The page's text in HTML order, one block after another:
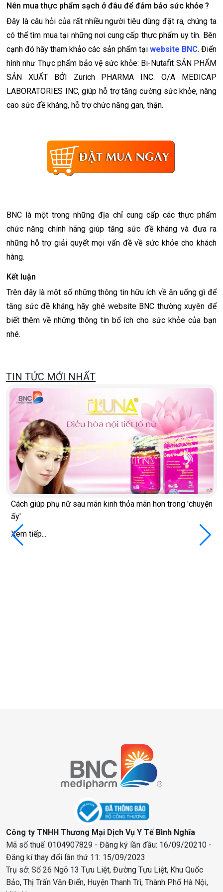
Nên mua thực phẩm sạch ở đâu để đảm bảo sức khỏe ?
Đây là câu hỏi của rất nhiều người tiêu dùng đặt ra, chúng ta
có thể tìm mua tại những nơi cung cấp thực phẩm uy tín. Bên
cạnh đó hãy tham khảo các sản phẩm tại website BNC. Điển
hình như Thực phẩm bảo vệ sức khỏe: Bi-Nutafit SẢN PHẨM
SẢN XUẤT BỞI Zurich PHARMA INC. O/A MEDICAP
LABORATORIES INC, giúp hỗ trợ tăng cường sức khỏe, nâng
cao sức đề kháng, hỗ trợ chức năng gan, thận.
BNC là một trong những địa chỉ cung cấp các thực phẩm
chức năng chính hãng giúp tăng sức đề kháng và đưa ra
những hỗ trợ giải quyết mọi vấn đề về sức khỏe cho khách
hàng.
Kết luận
Trên đây là một số những thông tin hữu ích về ăn uống gì để
tăng sức đề kháng, hãy ghé website BNC thường xuyên để
biết thêm về những thông tin bổ ích cho sức khỏe của bạn
nhé.
TIN TỨC MỚI NHẤT
Cách giúp phụ nữ sau mãn kinh thỏa mãn hơn trong 'chuyện
ấy'
Xem tiếp...
Công ty TNHH Thương Mại Dịch Vụ Y Tế Bình Nghĩa
Mã số thuế: 0104907829 - Đăng ký lần đầu: 16/09/20210 -
Đăng kí thay đổi lần thứ 11: 15/09/2023
Trụ sở: Số 26 Ngõ 13 Tựu Liệt, Đường Tựu Liệt, Khu Quốc
Bảo, Thị Trấn Văn Điển, Huyện Thanh Trì, Thành Phố Hà Nội,